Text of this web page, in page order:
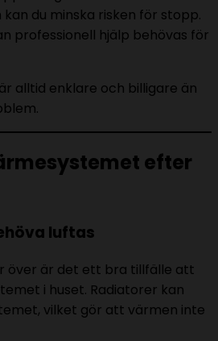
du minska risken för stopp.
professionell hjälp behövas för
alltid enklare och billigare än
efter
luftas
över är det ett bra tillfälle att
i huset. Radiatorer kan
vilket gör att värmen inte